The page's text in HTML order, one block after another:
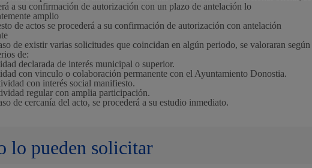
a su confirmación de autorización con un plazo de antelación lo
amplio
de actos se procederá a su confirmación de autorización con antelación
de existir varias solicitudes que coincidan en algún periodo, se valoraran según
de:
declarada de interés municipal o superior.
con vinculo o colaboración permanente con el Ayuntamiento Donostia.
con interés social manifiesto.
regular con amplia participación.
de cercanía del acto, se procederá a su estudio inmediato.
lo pueden solicitar